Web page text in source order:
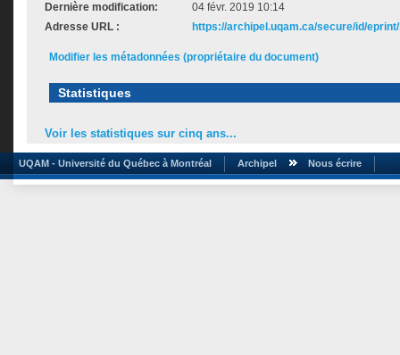
Dernière modification:
04 févr. 2019 10:14
Adresse URL :
https://archipel.uqam.ca/secure/id/
Modifier les métadonnées (propriétaire du document)
Statistiques
Voir les statistiques sur cinq ans...
UQAM - Université du Québec à Montréal Archipel Nous écrire